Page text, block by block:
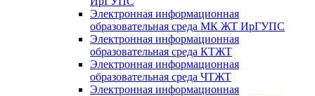
Электронная информационная
образовательная среда МК ЖТ ИрГУПС
Электронная информационная
образовательная среда КТЖТ
Электронная информационная
образовательная среда ЧТЖТ
Электронная информационная